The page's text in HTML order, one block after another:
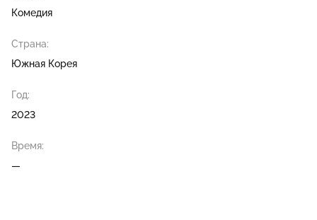
Комедия
Страна:
Южная Корея
Год:
2023
Время:
—